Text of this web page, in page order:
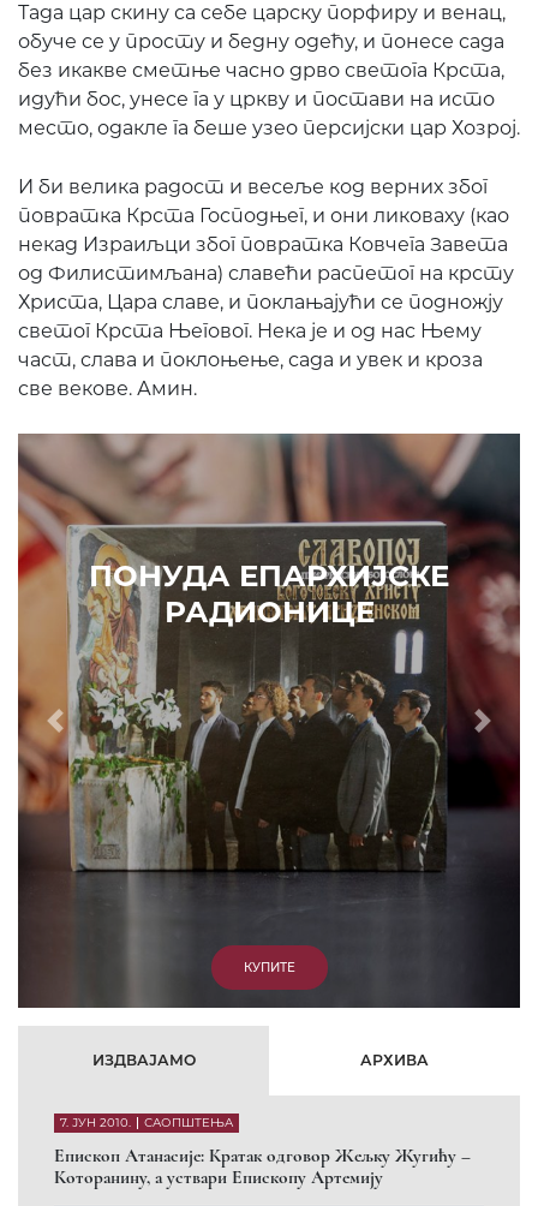
Тада цар скину са себе царску порфиру и венац,
обуче се у просту и бедну одећу, и понесе сада
без икакве сметње часно дрво светога Крста,
идући бос, унесе га у цркву и постави на исто
место, одакле га беше узео персијски цар Хозрој.
И би велика радост и весеље код верних због
повратка Крста Господњег, и они ликоваху (као
некад Израиљци због повратка Ковчега Завета
од Филистимљана) славећи распетог на крсту
Христа, Цара славе, и поклањајући се подножју
светог Крста Његовог. Нека је и од нас Њему
част, слава и поклоњење, сада и увек и кроза
све векове. Амин.
ПОНУДА ЕПАРХИЈСКЕ
РАДИОНИЦЕ
КУПИТЕ
Prethodni
ИЗДВАЈАМО АРХИВА
7. ЈУН 2010. САОПШТЕЊА
Eпископ Атанасије: Кратак одговор Жељку Жугићу –
Которанину, а уствари Епископу Артемију